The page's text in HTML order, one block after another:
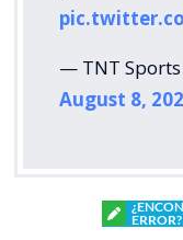
— TNT Sports
August 8,
ERROR?